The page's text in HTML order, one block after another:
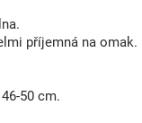
příjemná na omak.
50 cm.